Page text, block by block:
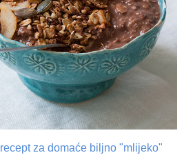
recept za domaće biljno "mlijeko"